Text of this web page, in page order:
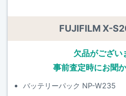
FUJIFILM X-
欠品がござい
事前査定時にお聞
バッテリーパック NP-W235